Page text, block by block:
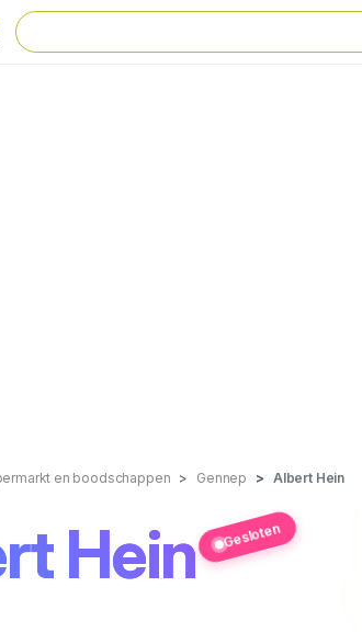
en boodschappen Gennep Albert Hein
Hein Gesloten